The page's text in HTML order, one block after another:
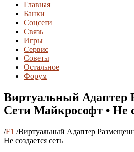
Главная
Банки
Соцсети
Связь
Игры
Сервис
Советы
Остальное
Форум
Виртуальный Адаптер
Сети Майкрософт • Не
/F1 /Виртуальный Адаптер
Не создается сеть